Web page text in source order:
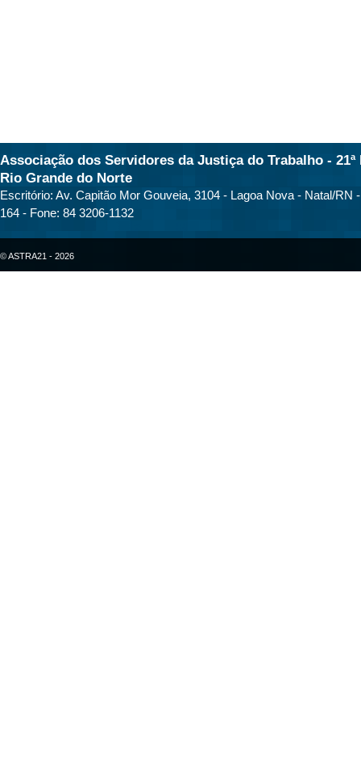
Associação dos Servidores da Justiça do Trabalho - 21ª
Rio Grande do Norte
Escritório: Av. Capitão Mor Gouveia, 3104 - Lagoa Nova - Natal/RN
164 - Fone: 84 3206-1132
© ASTRA21 - 2026